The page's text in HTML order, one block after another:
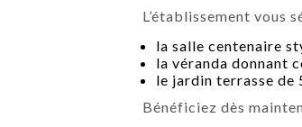
L’établissement vous
la salle centenaire
la véranda donnant
le jardin terrasse de
Bénéficiez dès